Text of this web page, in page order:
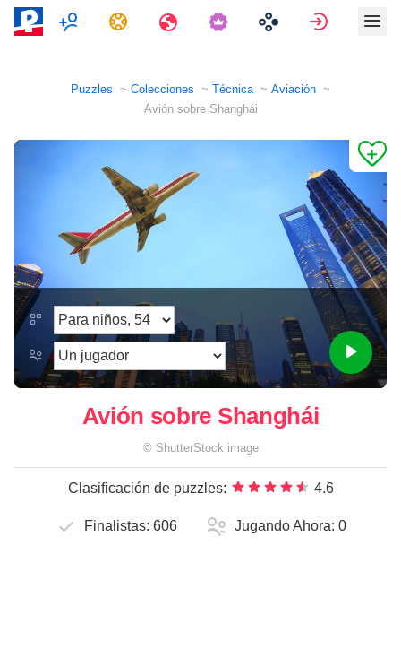
Multijugador
Tareas Viajes Entrar
Puzzles Colecciones Técnica
Aviación
Avión sobre Shanghái
Avión sobre Shanghái
© ShutterStock image
Clasificación de puzzles: 4.6
Finalistas: 606 Jugando Ahora: 0